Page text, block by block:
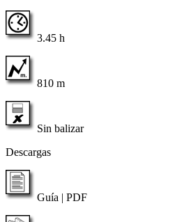
3.45 h
810 m
Sin balizar
Descargas
Guía | PDF